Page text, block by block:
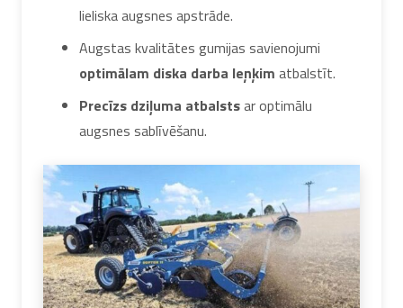
lieliska augsnes apstrāde.
Augstas kvalitātes gumijas savienojumi
optimālam diska darba leņķim atbalstīt.
Precīzs dziļuma atbalstsar optimālu
augsnes sablīvēšanu.